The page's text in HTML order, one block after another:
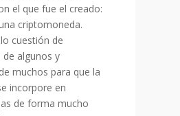
el que fue el creado:
criptomoneda.
cuestión de
algunos y
muchos para que la
incorpore en
de forma mucho